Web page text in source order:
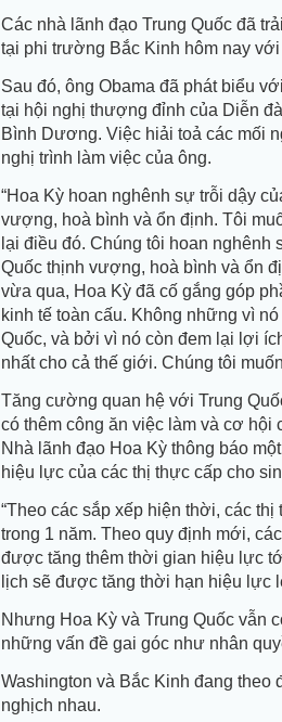
Các nhà lãnh đạo Trung Quốc đã
tại phi trường Bắc Kinh hôm nay
Sau đó, ông Obama đã phát biểu
tại hội nghị thượng đỉnh của Diễn
Bình Dương. Việc hiải toả các mối
nghị trình làm việc của ông.
“Hoa Kỳ hoan nghênh sự trỗi dậy
vượng, hoà bình và ổn định. Tôi
lại điều đó. Chúng tôi hoan nghênh
Quốc thịnh vượng, hoà bình và ổn
vừa qua, Hoa Kỳ đã cố gắng góp
kinh tế toàn cấu. Không những vì
Quốc, và bởi vì nó còn đem lại lợi
nhất cho cả thế giới. Chúng tôi
Tăng cường quan hệ với Trung
có thêm công ăn việc làm và cơ hội
Nhà lãnh đạo Hoa Kỳ thông báo
hiệu lực của các thị thực cấp cho
“Theo các sắp xếp hiện thời, các
trong 1 năm. Theo quy định mới,
được tăng thêm thời gian hiệu lực
lịch sẽ được tăng thời hạn hiệu lực
Nhưng Hoa Kỳ và Trung Quốc vẫn
những vấn đề gai góc như nhân
Washington và Bắc Kinh đang
nghịch nhau.